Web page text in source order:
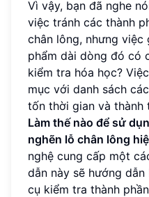
Vì vậy, bạn đã nghe
việc tránh các thành
chân lông, nhưng việc
phẩm dài dòng đó có
kiểm tra hóa học?
mục với danh sách các
tốn thời gian và thành
Làm thế nào để sử
nghẽn lỗ chân lông
nghệ cung cấp một
dẫn này sẽ hướng
cụ kiểm tra thành phần